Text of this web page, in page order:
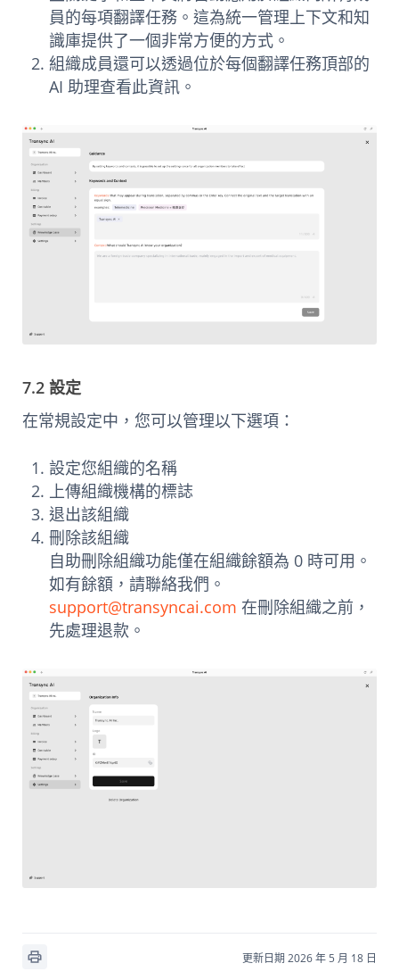
員的每項翻譯任務。這為統一管理上下文和知
識庫提供了一個非常方便的方式。
組織成員還可以透過位於每個翻譯任務頂部的
AI 助理查看此資訊。
7.2 設定
在常規設定中，您可以管理以下選項：
設定您組織的名稱
上傳組織機構的標誌
退出該組織
刪除該組織
自助刪除組織功能僅在組織餘額為 0 時可用。
如有餘額，請聯絡我們。
support@transyncai.com 在刪除組織之前，
先處理退款。
更新日期 2026 年 5 月 18 日